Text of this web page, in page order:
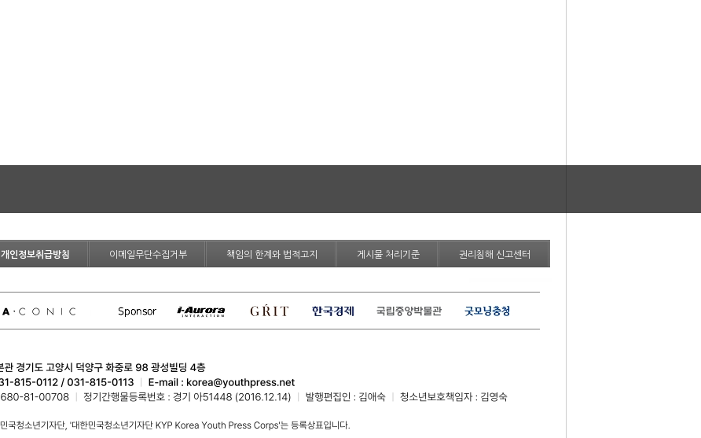
개인정보취급방침 이메일무단수집거부 책임의 한계와 법적고지 게시물 처리기준 권리침해 신고센터